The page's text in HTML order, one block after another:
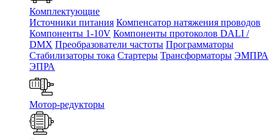
Комплектующие
Источники питания Компенсатор натяжения проводов
Компоненты 1-10V Компоненты протоколов DALI /
DMX Преобразователи частоты Программаторы
Стабилизаторы тока Стартеры Трансформаторы ЭМПРА
ЭПРА
Мотор-редукторы